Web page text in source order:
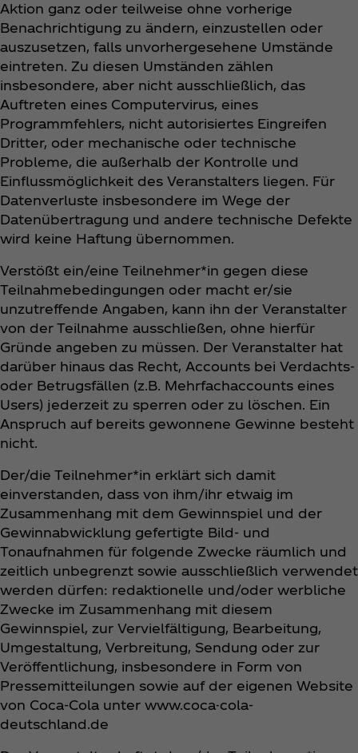
Aktion ganz oder teilweise ohne vorherige
Benachrichtigung zu ändern, einzustellen oder
auszusetzen, falls unvorhergesehene Umstände
eintreten. Zu diesen Umständen zählen
insbesondere, aber nicht ausschließlich, das
Auftreten eines Computervirus, eines
Programmfehlers, nicht autorisiertes Eingreifen
Dritter, oder mechanische oder technische
Probleme, die außerhalb der Kontrolle und
Einflussmöglichkeit des Veranstalters liegen. Für
Datenverluste insbesondere im Wege der
Datenübertragung und andere technische Defekte
wird keine Haftung übernommen.
Verstößt ein/eine Teilnehmer*in gegen diese
Teilnahmebedingungen oder macht er/sie
unzutreffende Angaben, kann ihn der Veranstalter
von der Teilnahme ausschließen, ohne hierfür
Gründe angeben zu müssen. Der Veranstalter hat
darüber hinaus das Recht, Accounts bei Verdachts-
oder Betrugsfällen (z.B. Mehrfachaccounts eines
Users) jederzeit zu sperren oder zu löschen. Ein
Anspruch auf bereits gewonnene Gewinne besteht
nicht.
Der/die Teilnehmer*in erklärt sich damit
einverstanden, dass von ihm/ihr etwaig im
Zusammenhang mit dem Gewinnspiel und der
Gewinnabwicklung gefertigte Bild- und
Tonaufnahmen für folgende Zwecke räumlich und
zeitlich unbegrenzt sowie ausschließlich verwendet
werden dürfen: redaktionelle und/oder werbliche
Zwecke im Zusammenhang mit diesem
Gewinnspiel, zur Vervielfältigung, Bearbeitung,
Umgestaltung, Verbreitung, Sendung oder zur
Veröffentlichung, insbesondere in Form von
Pressemitteilungen sowie auf der eigenen Website
von Coca‑Cola unter www.coca-cola-
deutschland.de